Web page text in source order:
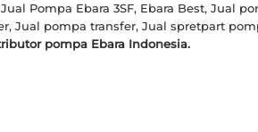
Pompa Ebara 3SF, Ebara Best, Jual
Jual pompa transfer, Jual spretpart
pompa Ebara Indonesia.